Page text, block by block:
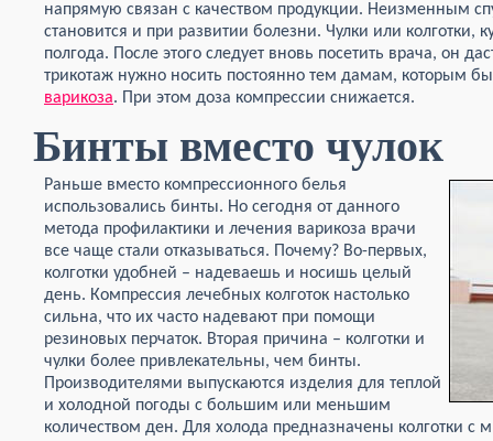
напрямую связан с качеством продукции. Неизменным
становится и при развитии болезни. Чулки или колготки,
полгода. После этого следует вновь посетить врача, он
трикотаж нужно носить постоянно тем дамам, которым
варикоза. При этом доза компрессии снижается.
Бинты вместо чулок
Раньше вместо компрессионного белья
использовались бинты. Но сегодня от данного
метода профилактики и лечения варикоза врачи
все чаще стали отказываться. Почему? Во-первых,
колготки удобней – надеваешь и носишь целый
день. Компрессия лечебных колготок настолько
сильна, что их часто надевают при помощи
резиновых перчаток. Вторая причина – колготки и
чулки более привлекательны, чем бинты.
Производителями выпускаются изделия для теплой
и холодной погоды с большим или меньшим
количеством ден. Для холода предназначены колготки с